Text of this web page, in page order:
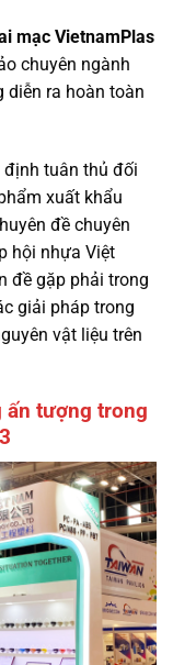
mạc VietnamPlas
chuyên ngành
diễn ra hoàn toàn
định tuân thủ đối
xuất khẩu
đề chuyên
hội nhựa Việt
đề gặp phải trong
giải pháp trong
vật liệu trên
ấn tượng trong